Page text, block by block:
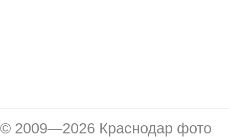
© 2009—2026 Краснодар фото